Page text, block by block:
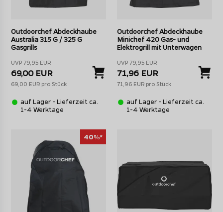
Outdoorchef Abdeckhaube
Australia 315 G / 325 G
Gasgrills
UVP 79,95 EUR
69,00 EUR
69,00 EUR pro Stück
auf Lager - Lieferzeit ca.
1-4 Werktage
Outdoorchef Abdeckhaube
Minichef 420 Gas- und
Elektrogrill mit Unterwagen
UVP 79,95 EUR
71,96 EUR
71,96 EUR pro Stück
auf Lager - Lieferzeit ca.
1-4 Werktage
40%*